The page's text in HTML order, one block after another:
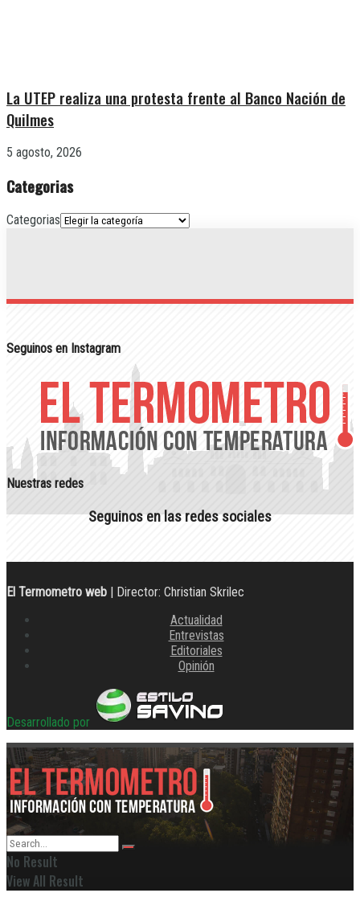
La UTEP realiza una protesta frente al Banco Nación de
Quilmes
5 agosto, 2026
Categorias
Categorias
Seguinos en Instagram
Nuestras redes
Seguinos en las redes sociales
El Termometro web | Director: Christian Skrilec
Actualidad
Entrevistas
Editoriales
Opinión
Desarrollado por
No Result
View All Result